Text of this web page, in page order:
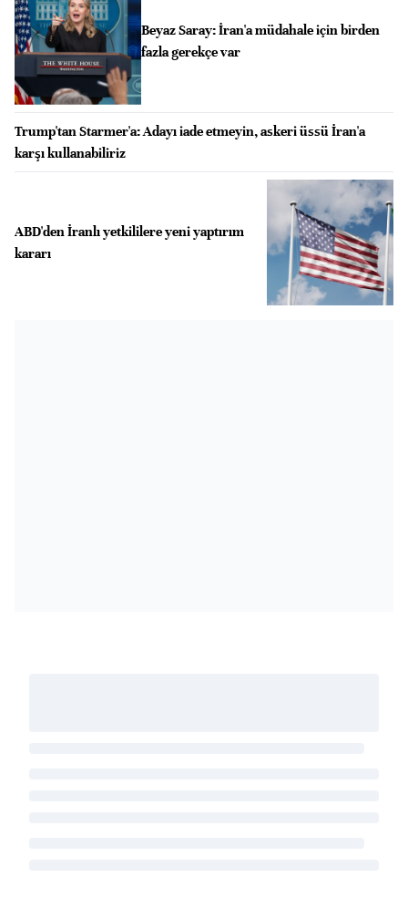
Beyaz Saray: İran'a müdahale için birden
fazla gerekçe var
Trump'tan Starmer'a: Adayı iade etmeyin, askeri üssü İran'a
karşı kullanabiliriz
ABD'den İranlı yetkililere yeni yaptırım
kararı